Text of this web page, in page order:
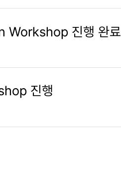
Workshop 진행 완료
진행